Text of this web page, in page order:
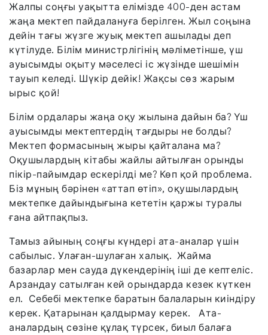
Жалпы соңғы уақытта елімізде 400-ден астам
жаңа мектеп пайдалануға берілген. Жыл соңына
дейін тағы жүзге жуық мектеп ашылады деп
күтілуде. Білім министрлігінің мәліметінше, үш
ауысымды оқыту мәселесі іс жүзінде шешімін
тауып келеді. Шүкір дейік! Жақсы сөз жарым
ырыс қой!
Білім ордалары жаңа оқу жылына дайын ба? Үш
ауысымды мектептердің тағдыры не болды?
Мектеп формасының жыры қайталана ма?
Оқушылардың кітабы жайлы айтылған орынды
пікір-пайымдар ескерілді ме? Көп қой проблема.
Біз мұның бәрінен «аттап өтіп», оқушылардың
мектепке дайындығына кететін қаржы туралы
ғана айтпақпыз.
Тамыз айының соңғы күндері ата-аналар үшін
сабылыс. Улаған-шулаған халық. Жайма
базарлар мен сауда дүкендерінің іші де кептеліс.
Арзандау сатылған кей орындарда кезек күткен
ел. Себебі мектепке баратын балаларын киіндіру
керек. Қатарынан қалдырмау керек. Ата-
аналардың сөзіне құлақ түрсек, биыл балаға